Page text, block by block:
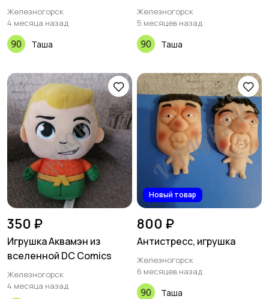
Железногорск
4 месяца назад
Таша
Железногорск
5 месяцев назад
Таша
350 ₽
Игрушка Аквамэн из
вселенной DC Comics
Железногорск
4 месяца назад
Новый товар
800 ₽
Антистресс, игрушка
Железногорск
6 месяцев назад
Таша